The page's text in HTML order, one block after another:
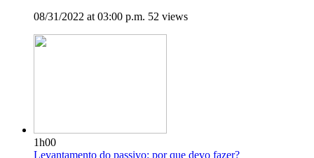
08/31/2022 at 03:00 p.m. 52 views
1h00
Levantamento do passivo: por que devo fazer?